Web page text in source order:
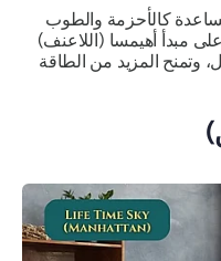
كالأحزمة والطوب
مبدأ أهيمسا (اللاعنف)
وتمنح المزيد من الطاقة